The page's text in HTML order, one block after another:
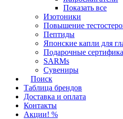
Показать все
Изотоники
Повышение
Пептиды
Японские капли для
Подарочные
SARMs
Сувениры
Поиск
Таблица брендов
Доставка и оплата
Контакты
Акции! %